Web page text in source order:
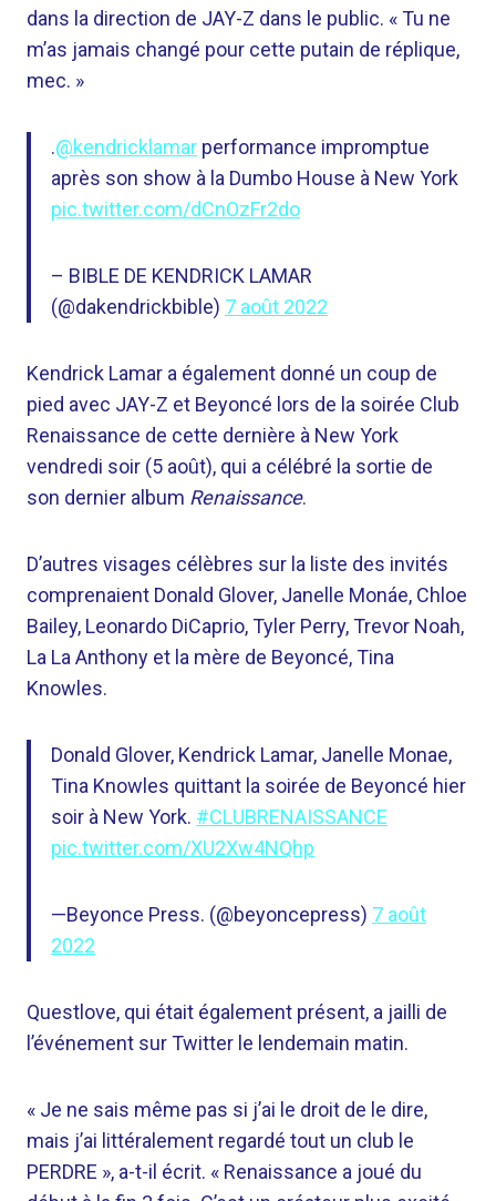
dans la direction de JAY-Z dans le public. « Tu ne
m’as jamais changé pour cette putain de réplique,
mec. »
.@kendricklamar performance impromptue
après son show à la Dumbo House à New York
pic.twitter.com/dCnOzFr2do
– BIBLE DE KENDRICK LAMAR
(@dakendrickbible) 7 août 2022
Kendrick Lamar a également donné un coup de
pied avec JAY-Z et Beyoncé lors de la soirée Club
Renaissance de cette dernière à New York
vendredi soir (5 août), qui a célébré la sortie de
son dernier album Renaissance.
D’autres visages célèbres sur la liste des invités
comprenaient Donald Glover, Janelle Monáe, Chloe
Bailey, Leonardo DiCaprio, Tyler Perry, Trevor Noah,
La La Anthony et la mère de Beyoncé, Tina
Knowles.
Donald Glover, Kendrick Lamar, Janelle Monae,
Tina Knowles quittant la soirée de Beyoncé hier
soir à New York. #CLUBRENAISSANCE
pic.twitter.com/XU2Xw4NQhp
—Beyonce Press. (@beyoncepress) 7 août
2022
Questlove, qui était également présent, a jailli de
l’événement sur Twitter le lendemain matin.
« Je ne sais même pas si j’ai le droit de le dire,
mais j’ai littéralement regardé tout un club le
PERDRE », a-t-il écrit. « Renaissance a joué du